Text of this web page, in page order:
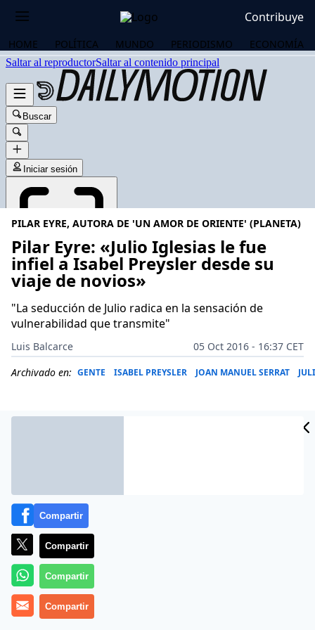
Contribuye
HOME POLÍTICA MUNDO PERIODISMO ECONOMÍA
PILAR EYRE, AUTORA DE 'UN AMOR DE ORIENTE' (PLANETA)
Pilar Eyre: «Julio Iglesias le fue
infiel a Isabel Preysler desde su
viaje de novios»
"La seducción de Julio radica en la sensación de
vulnerabilidad que transmite"
Luis Balcarce
05 Oct 2016 - 16:37 CET
Archivado en: GENTE ISABEL PREYSLER JOAN MANUEL SERRAT
Más información
Compartir
Compartir
Compartir
Compartir